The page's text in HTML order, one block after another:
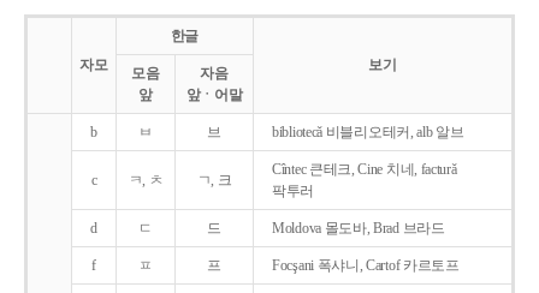
자모
한글
보기
모음
앞
자음
앞ㆍ어말
b ㅂ 브 bibliotecǎ 비블리오테커, alb 알브
c ㅋ, ㅊ ㄱ, 크
Cîntec 큰테크, Cine 치네, facturǎ
팍투러
d ㄷ 드 Moldova 몰도바, Brad 브라드
f ㅍ 프 Focşani 폭샤니, Cartof 카르토프